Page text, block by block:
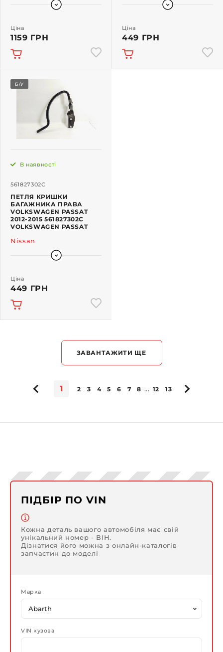
Ціна
1159 ГРН
Ціна
449 ГРН
Б/У
561827302C
В наявності
ПЕТЛЯ КРИШКИ
БАГАЖНИКА ПРАВА
VOLKSWAGEN PASSAT
2012-2015 561827302C
VOLKSWAGEN PASSAT
Nissan
Ціна
449 ГРН
ЗАВАНТАЖИТИ ЩЕ
1 2 3 4 5 6 7 8 ... 12 13
ПІДБІР ПО VIN
Кожна деталь вашого автомобіля має свій
унікальний номер - ВІН.
Дізнатися його можна з онлайн-каталогів
запчастин до моделі
Марка
VIN кузова